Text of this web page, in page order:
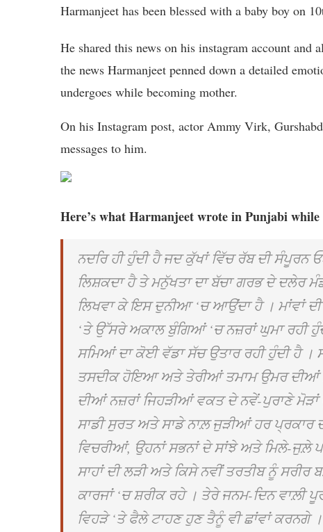
Harmanjeet has been blessed with a baby boy on
He shared this news on his instagram account
the news Harmanjeet penned down a detailed
undergoes while becoming mother.
On his Instagram post, actor Ammy Virk,
messages to him.
Here’s what Harmanjeet wrote in Punjabi while
ਨਦਰਿ ਹੀ ਹੁੰਦੀ ਹੈ ਜਦ ਕੁੱਖਾਂ ਵਿੱਚ ਰੱਬ ਦੀ
ਲਿਸ਼ਕਦਾ ਹੈ ਤੇ ਮਨੁੱਖਤਾ ਦਾ ਬੱਚਾ ਗਰਭ ਦੇ ਦਲੇਰ
ਲਿਖਵਾ ਕੇ ਇਸ ਦੁਨੀਆ ‘ਚ ਆਉਂਦਾ ਹੈ । ਮਾਂਵਾਂ
‘ਤੇ ਉੱਸਰੇ ਅਕਾਲ ਬੁੰਗਿਆਂ ‘ਚ ਨਜ਼ਰਾਂ ਘੁਮਾ ਰਹੀ
ਸਮਿਆਂ ਦਾ ਕੋਈ ਵੱਡਾ ਸੱਚ ਉਤਾਰ ਰਹੀ ਹੁੰਦੀ ਹੈ
ਤਸਦੀਕ ਹੋਇਆ ਅਤੇ ਤੇਰੀਆਂ ਤਮਾਮ ਉਮਰ
ਦੀਆਂ ਨਜ਼ਰਾਂ ਜਿਹੜੀਆਂ ਵਕਤ ਦੇ ਨਵੇਂ-ਪੁਰਾਣੇ
ਸਾਡੀ ਸੁਰਤ ਅਤੇ ਸਾਡੇ ਨਾਲ਼ ਜੁੜੀਆਂ ਹਰ
ਵਿਚਰੀਆਂ, ਉਹਨਾਂ ਸਭਨਾਂ ਦੇ ਸਾਂਝੇ ਅਤੇ ਮਿਲੇ-ਜੁਲ਼ੇ
ਸਾਹਾਂ ਦੀ ਲੜੀ ਅਤੇ ਕਿਸੇ ਨਵੀਂ ਤਰਤੀਬ ਨੂੰ
ਕਾਰਜਾਂ ‘ਚ ਸ਼ਰੀਕ ਰਹੇ । ਤੇਰੇ ਜਨਮ-ਦਿਨ
ਵਿਹੜੇ ‘ਤੇ ਫੈਲੇ ਟਾਹਣ ਹੁਣ ਤੈਨੂੰ ਵੀ ਛਾਂਵਾਂ